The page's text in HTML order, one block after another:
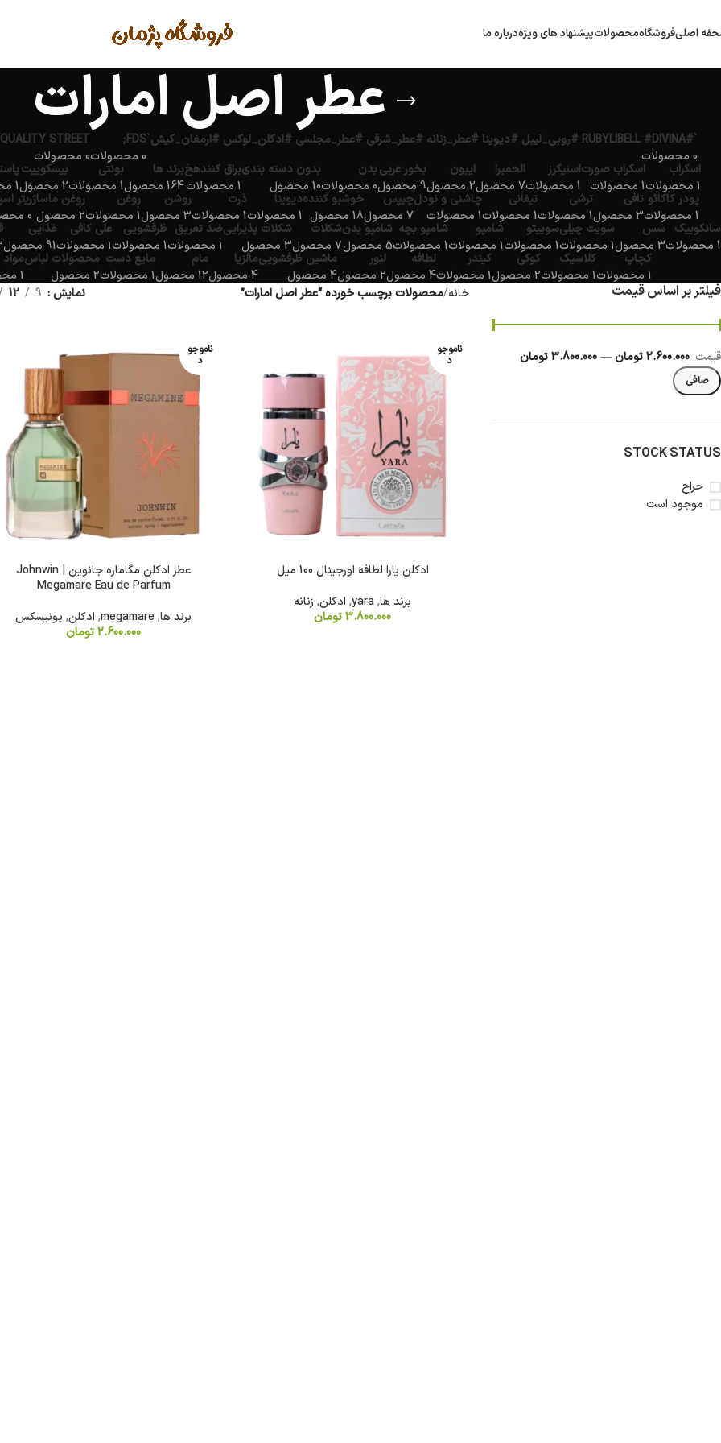
اصلیفروشگاهمحصولاتپیشنهاد های ویژهدرباره ما
عطر اصل امارات
`#RUBYLIBELL #DIVINA #روبی_لیبل #دیوینا #عطر_زنانه #عطر_شرقی #عطر_مجلسی #ادکلن_لوکس #ارمغان_کیش`
0 محصولات
FDS;
0 محصولات
QUALITY STREET
0 محصولات
اسکراب
1 محصولات
اسکراب صورت
1 محصولات
اسنیکرز
1 محصولات
الحمبرا
7 محصول
ایبون
2 محصول
بخور عربی
9 محصول
بدن
0 محصولات
بدون دسته بندی
10 محصول
براق کنندهخ
1 محصولات
برند ها
164 محصول
بونتی
1 محصولات
بیسکوییت
2 محصول
1 محصولات
پودر کاکائو
1 محصولات
تافی
3 محصول
ترشی
1 محصولات
تیفانی
1 محصولات
چاشنی و نودل
1 محصولات
چیپس
7 محصول
خوشبو کننده
18 محصول
دیوینا
1 محصولات
ذرت
1 محصولات
روشن
3 محصول
روغن
1 محصولات
روغن ماساژ
2 محصول
ریتر
0 محصولات
سانکوییک
1 محصولات
سس
3 محصول
سویت چیلی
1 محصولات
سوییتو
1 محصولات
شامپو
1 محصولات
شامپو بچه
1 محصولات
شامپو بدن
5 محصول
شکلات
7 محصول
شکلات پذیرایی
3 محصول
ضد تعریق
1 محصولات
ظرفشویی
1 محصولات
علی کافی
1 محصولات
غذایی
91 محصول
2
کچاپ
1 محصولات
کلاسیک
1 محصولات
کوکی
2 محصول
کیندر
1 محصولات
لطافه
4 محصول
لنور
2 محصول
ماشین ظرفشویی
4 محصول
مالزیا
4 محصول
مام
12 محصول
مایع دست
1 محصولات
محصولات لباس
2 محصول
1 محصولات
فیلتر بر اساس قیمت
صافی
قيمت:2.600.000 تومان —3.800.000 تومان
STOCK STATUS
حراج
موجود است
خانه محصولات برچسب خورده “عطر اصل امارات” نمایش 9
12
ناموجو
د
ادکلن یارا لطافه اورجینال 100 میل
برند ها,
yara
, ادکلن, زنانه
3.800.000 تومان
ناموجو
د
عطر ادکلن مگاماره جانوین | Johnwin
Megamare Eau de Parfum
برند ها,
megamare
, ادکلن, یونیسکس
2.600.000تومان